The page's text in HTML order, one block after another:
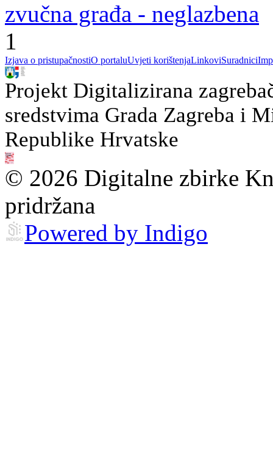
zvučna građa - neglazbena
1
Izjava o pristupačnostiO portaluUvjeti korištenjaLinkoviSuradnici
Projekt Digitalizirana
sredstvima Grada Zagreba i
Republike Hrvatske
© 2026 Digitalne zbirke
pridržana
Powered by Indigo